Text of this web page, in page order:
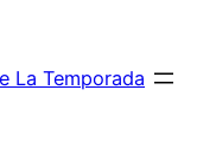
La Temporada